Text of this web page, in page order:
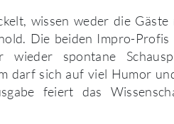
wissen weder die
Die beiden Impro-
spontane
darf sich auf viel Humor
feiert das